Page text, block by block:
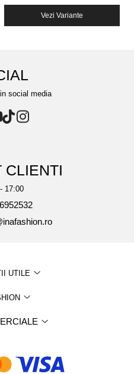
Vezi Variante
social media
CLIENTI
17:00
UTILE